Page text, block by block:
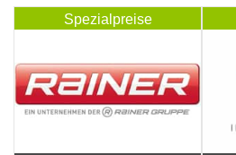
Spezialpreise